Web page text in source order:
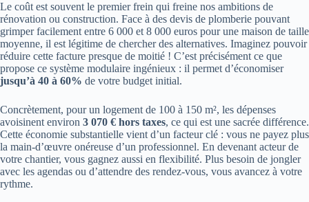
Le coût est souvent le premier frein qui freine nos ambitions de
rénovation ou construction. Face à des devis de plomberie pouvant
grimper facilement entre 6 000 et 8 000 euros pour une maison de taille
moyenne, il est légitime de chercher des alternatives. Imaginez pouvoir
réduire cette facture presque de moitié ! C’est précisément ce que
propose ce système modulaire ingénieux : il permet d’économiser
jusqu’à 40 à 60% de votre budget initial.
Concrètement, pour un logement de 100 à 150 m², les dépenses
avoisinent environ 3 070 € hors taxes, ce qui est une sacrée différence.
Cette économie substantielle vient d’un facteur clé : vous ne payez plus
la main-d’œuvre onéreuse d’un professionnel. En devenant acteur de
votre chantier, vous gagnez aussi en flexibilité. Plus besoin de jongler
avec les agendas ou d’attendre des rendez-vous, vous avancez à votre
rythme.